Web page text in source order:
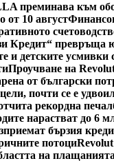
преминава към
от 10 август
Кредит“ превръща
и детските усмивки
Проучване на
от български
почти се е
рекордна
нарастват до 6
бързия
потоци
на